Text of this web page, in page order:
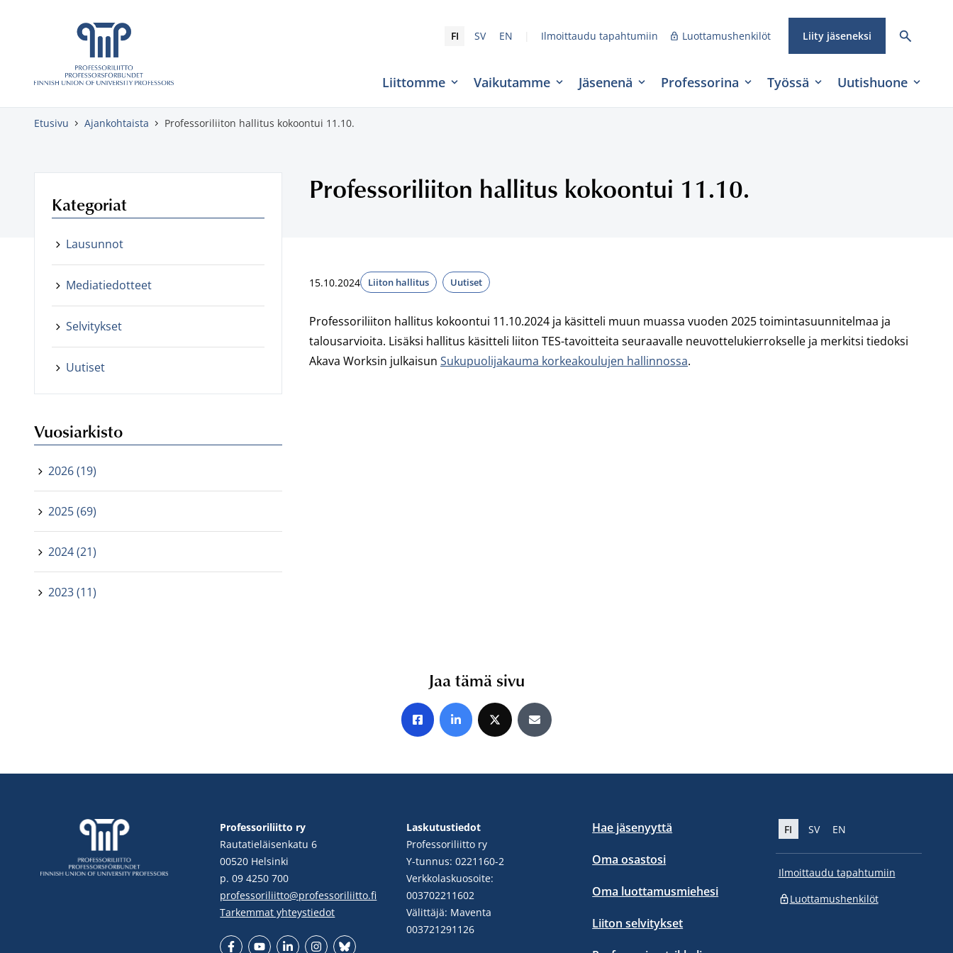
Skippaa sisältö
FI SV EN Ilmoittaudu tapahtumiin Luottamushenkilöt Liity jäseneksi
Liittomme Vaikutamme Jäsenenä Professorina Työssä Uutishuone
Etusivu Ajankohtaista Professoriliiton hallitus kokoontui 11.10.
Professoriliiton hallitus kokoontui 11.10.
15.10.2024 Liiton hallitus Uutiset
Professoriliiton hallitus kokoontui 11.10.2024 ja käsitteli muun muassa vuoden 2025 toimintasuunnitelmaa ja
talousarvioita. Lisäksi hallitus käsitteli liiton TES-tavoitteita seuraavalle neuvottelukierrokselle ja merkitsi tiedoksi
Akava Worksin julkaisun Sukupuolijakauma korkeakoulujen hallinnossa.
Kategoriat
Lausunnot
Mediatiedotteet
Selvitykset
Uutiset
Vuosiarkisto
2026 (19)
2025 (69)
2024 (21)
2023 (11)
Jaa tämä sivu
Jaa Facebookissa
Jaa LinkedInissä
Jaa X:ssäJaa sähköpostitse
Professoriliitto ry
Rautatieläisenkatu 6
00520 Helsinki
p. 09 4250 700
professoriliitto@professoriliitto.fi
Tarkemmat yhteystiedot
Laskutustiedot
Professoriliitto ry
Y-tunnus: 0221160-2
Verkkolaskuosoite:
003702211602
Välittäjä: Maventa
003721291126
Hae jäsenyyttä
Oma osastosi
Oma luottamusmiehesi
Liiton selvitykset
FI SV EN
Ilmoittaudu tapahtumiin
Luottamushenkilöt